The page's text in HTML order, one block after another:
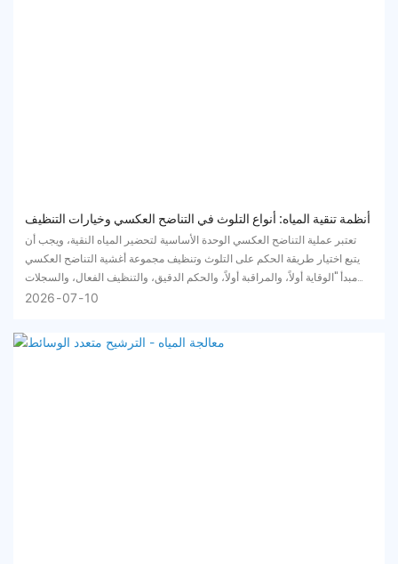
أنظمة تنقية المياه: أنواع التلوث في التناضح العكسي وخيارات التنظيف
تعتبر عملية التناضح العكسي الوحدة الأساسية لتحضير المياه النقية، ويجب أن
يتبع اختيار طريقة الحكم على التلوث وتنظيف مجموعة أغشية التناضح العكسي
مبدأ "الوقاية أولاً، والمراقبة أولاً، والحكم الدقيق، والتنظيف الفعال، والسجلات
2026 07 10